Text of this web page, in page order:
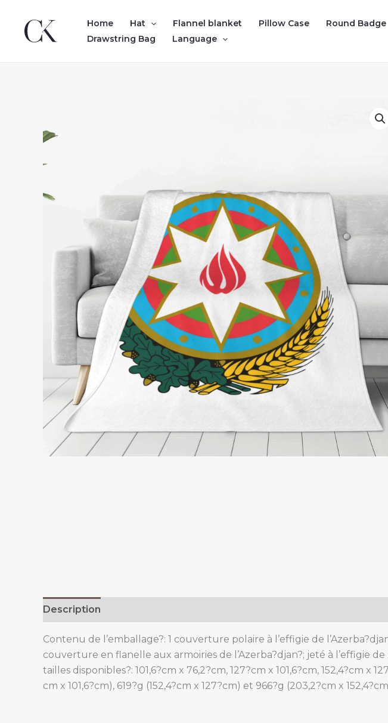
content
Home Hat Flannel blanket Pillow Case Round Badge
Drawstring Bag
Language
Description
Contenu de l’emballage?: 1 couverture polaire à l’effigie de
couverture en flanelle aux armoiries de l’Azerba?djan?; jeté à l’effigie
tailles disponibles?: 101,6?cm x 76,2?cm, 127?cm x 101,6?cm, 152,4?cm x
cm x 101,6?cm), 619?g (152,4?cm x 127?cm) et 966?g (203,2?cm x